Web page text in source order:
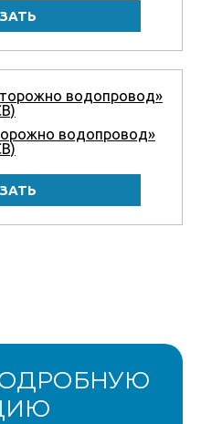
водопровод»